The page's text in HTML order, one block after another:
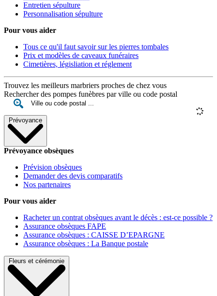
Entretien sépulture
Personnalisation sépulture
Pour vous aider
Tous ce qu'il faut savoir sur les pierres tombales
Prix et modèles de caveaux funéraires
Cimetières, législiation et réglement
Trouvez les meilleurs marbriers proches de chez vous
Rechercher des pompes funèbres par ville ou code postal
Prévoyance
Prévoyance obsèques
Prévision obsèques
Demander des devis comparatifs
Nos partenaires
Pour vous aider
Racheter un contrat obsèques avant le décès : est-ce possible ?
Assurance obsèques FAPE
Assurance obsèques : CAISSE D’EPARGNE
Assurance obsèques : La Banque postale
Fleurs et cérémonie